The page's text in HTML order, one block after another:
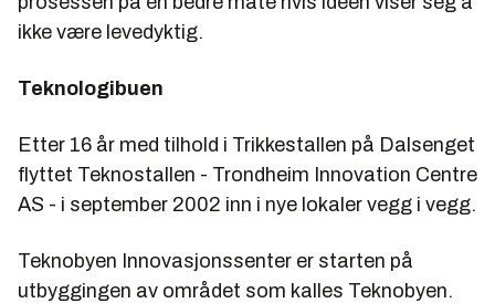
ikke være levedyktig.
Teknologibuen
Etter 16 år med tilhold i Trikkestallen på Dalsenget
flyttet Teknostallen - Trondheim Innovation Centre
AS - i september 2002 inn i nye lokaler vegg i vegg.
Teknobyen Innovasjonssenter er starten på
utbyggingen av området som kalles Teknobyen.